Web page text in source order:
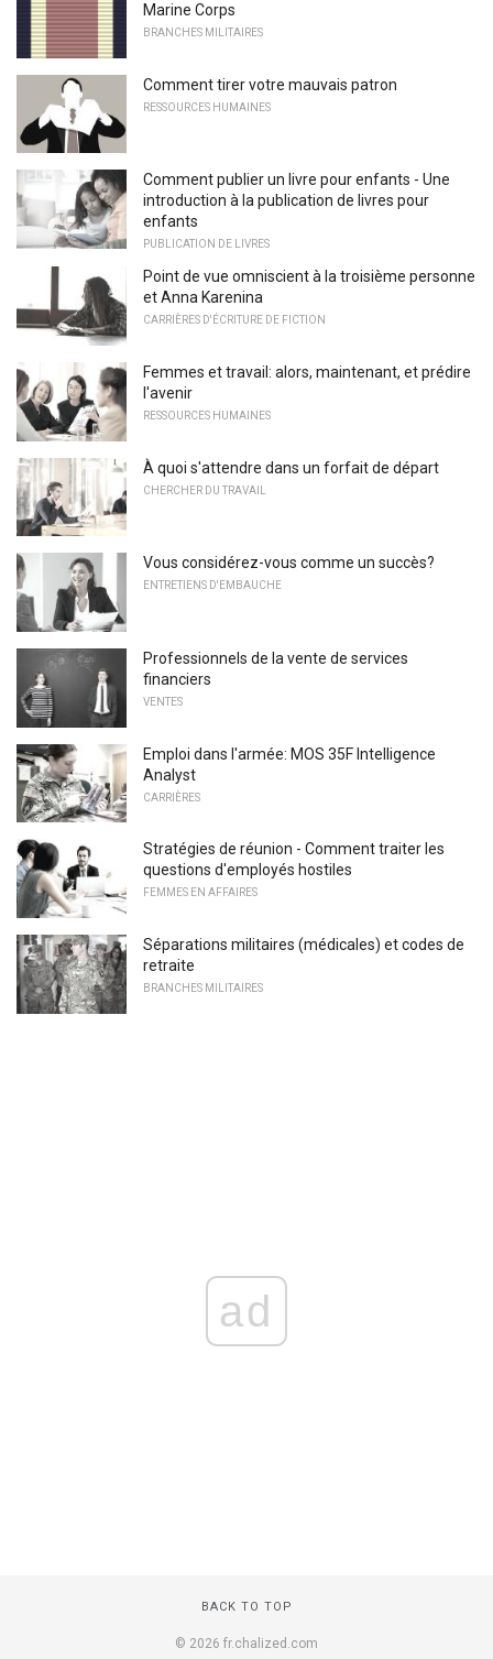
Marine Corps
BRANCHES MILITAIRES
Comment tirer votre mauvais patron
RESSOURCES HUMAINES
Comment publier un livre pour enfants - Une
introduction à la publication de livres pour
enfants
PUBLICATION DE LIVRES
Point de vue omniscient à la troisième personne
et Anna Karenina
CARRIÈRES D'ÉCRITURE DE FICTION
Femmes et travail: alors, maintenant, et prédire
l'avenir
RESSOURCES HUMAINES
À quoi s'attendre dans un forfait de départ
CHERCHER DU TRAVAIL
Vous considérez-vous comme un succès?
ENTRETIENS D'EMBAUCHE
Professionnels de la vente de services
financiers
VENTES
Emploi dans l'armée: MOS 35F Intelligence
Analyst
CARRIÈRES
Stratégies de réunion - Comment traiter les
questions d'employés hostiles
FEMMES EN AFFAIRES
Séparations militaires (médicales) et codes de
retraite
BRANCHES MILITAIRES
ad
BACK TO TOP
© 2026 fr.chalized.com